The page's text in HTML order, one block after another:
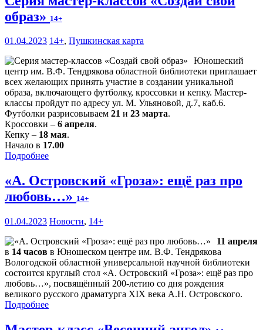
образ» 14+
01.04.2023 14+, Пушкинская карта
Юношеский
центр им. В.Ф. Тендрякова областной библиотеки приглашает
всех желающих принять участие в создании уникальной
образа, включающего футболку, кроссовки и кепку. Мастер-
классы пройдут по адресу ул. М. Ульяновой, д.7, каб.6.
Футболки разрисовываем 21 и 23 марта.
Кроссовки – 6 апреля.
Кепку – 18 мая.
Начало в 17.00
Подробнее
«А. Островский «Гроза»: ещё раз про
любовь…» 14+
01.04.2023 Новости, 14+
11 апреля
в 14 часов в Юношеском центре им. В.Ф. Тендрякова
Вологодской областной универсальной научной библиотеки
состоится круглый стол «А. Островский «Гроза»: ещё раз про
любовь…», посвящённый 200-летию со дня рождения
великого русского драматурга XIX века А.Н. Островского.
Подробнее